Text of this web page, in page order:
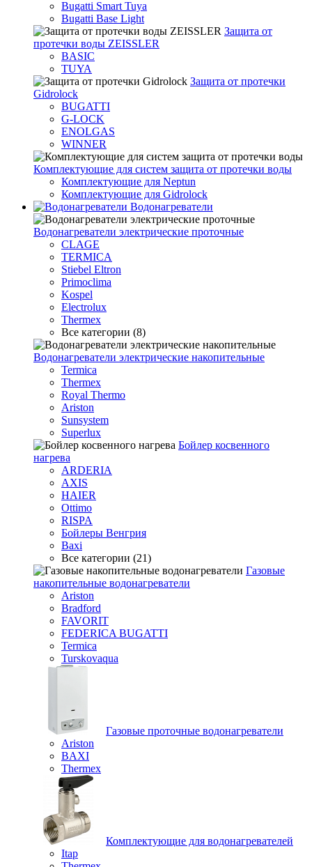
Bugatti Smart Tuya
Bugatti Base Light
Защита от
протечки воды ZEISSLER
BASIC
TUYA
Защита от протечки
Gidrolock
BUGATTI
G-LOCK
ENOLGAS
WINNER
Комплектующие для систем защита от протечки воды
Комплектующие для Neptun
Комплектующие для Gidrolock
Водонагреватели
Водонагреватeли электрические проточные
CLAGE
TERMICA
Stiebel Eltron
Primoclima
Kospel
Electrolux
Thermex
Все категории (8)
Водонагреватели электрические накопительные
Termica
Thermex
Royal Thermo
Ariston
Sunsystem
Superlux
Бойлер косвенного
нагрева
ARDERIA
AXIS
HAIER
Ottimo
RISPA
Бойлеры Венгрия
Baxi
Все категории (21)
Газовые
накопительные водонагреватели
Ariston
Bradford
FAVORIT
FEDERICA BUGATTI
Termica
Turskovaqua
Газовые проточные водонагреватели
Ariston
BAXI
Thermex
Комплектующие для водонагревателей
Itap